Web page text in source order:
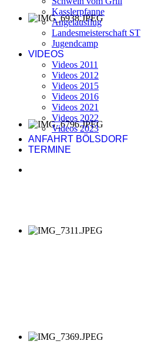
Kasslerpfanne
Angelausflug
Landesmeisterschaft ST
Jugendcamp
VIDEOS
Videos 2011
Videos 2012
Videos 2015
Videos 2016
Videos 2021
Videos 2022
Videos 2023
ANFAHRT BÖLSDORF
TERMINE